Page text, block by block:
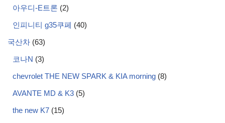
아우디-E트론 (2)
인피니티 g35쿠페 (40)
국산차 (63)
코나N (3)
chevrolet THE NEW SPARK & KIA morning (8)
AVANTE MD & K3 (5)
the new K7 (15)